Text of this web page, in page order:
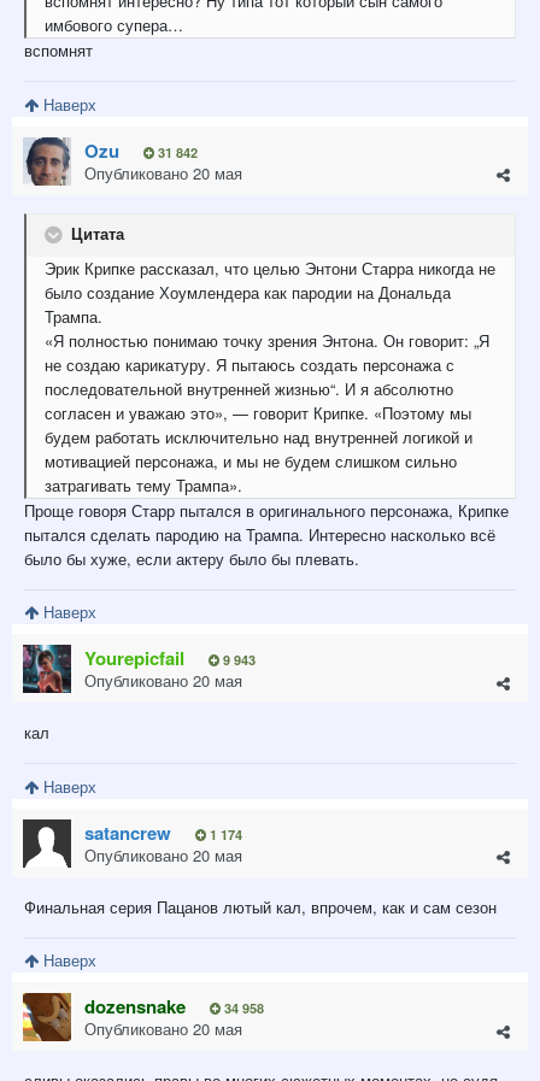
имбового супера…
вспомнят
Наверх
Ozu 31 842
Опубликовано 20 мая
Цитата
Эрик Крипке рассказал, что целью Энтони Старра никогда не
было создание Хоумлендера как пародии на Дональда
Трампа.
«Я полностью понимаю точку зрения Энтона. Он говорит: „Я
не создаю карикатуру. Я пытаюсь создать персонажа с
последовательной внутренней жизнью“. И я абсолютно
согласен и уважаю это», — говорит Крипке. «Поэтому мы
будем работать исключительно над внутренней логикой и
мотивацией персонажа, и мы не будем слишком сильно
затрагивать тему Трампа».
Проще говоря Старр пытался в оригинального персонажа, Крипке
пытался сделать пародию на Трампа. Интересно насколько всё
было бы хуже, если актеру было бы плевать.
Наверх
Yourepicfail 9 943
Опубликовано 20 мая
кал
Наверх
satancrew 1 174
Опубликовано 20 мая
Финальная серия Пацанов лютый кал, впрочем, как и сам сезон
Наверх
dozensnake 34 958
Опубликовано 20 мая